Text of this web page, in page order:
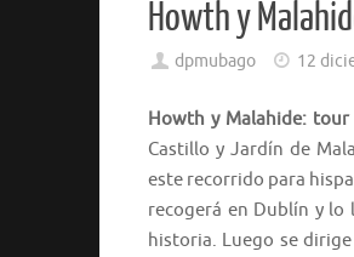
Howth y
dpmubago 12
Howth y Malahide:
Castillo y Jardín de
este recorrido para
recogerá en Dublín y
historia. Luego se